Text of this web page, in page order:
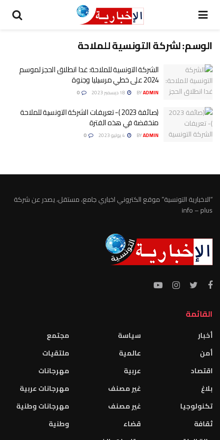
الوسم:لشركة التونسية للملاحة
الشركة التونسية للملاحة: غدا انطلاق الحجز لموسم
2024 على خطي مرسيليا وجنوة
BYADMIN
(صائفة 2023 )- تعريفات الشركة التونسية للملاحة
منخفضة في هذه الفترة
BYADMIN
“الاخبارية التونسية” موقع الكتروني اخباري جامع، مستقل، يصدر عن شركة
info – plus
القائمة
أخبار
أمن
اقتصاد
بلاغ
تكنولوجيا
ثقافة
سياسة
عالمية
عربية
غير مصنف
غير مصنف
قضاء
مجتمع
ملتقيات
مهرجانات
مهرجانات عربية
مهرجانات وطنية
وطنية